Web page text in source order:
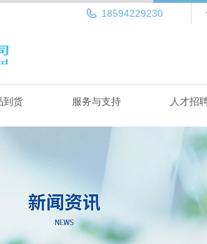
18594229230
到货 服务与支持 人才招